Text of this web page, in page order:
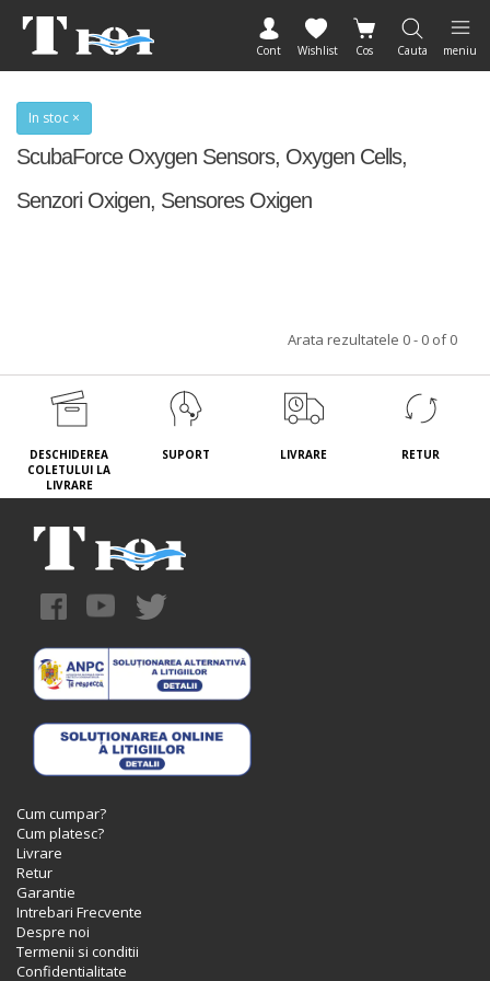
Cont Wishlist Cos Cauta meniu
In stoc ×
ScubaForce Oxygen Sensors, Oxygen Cells,
Senzori Oxigen, Sensores Oxigen
Arata rezultatele 0 - 0 of 0
DESCHIDEREA
COLETULUI LA
LIVRARE
SUPORT LIVRARE RETUR
Cum cumpar?
Cum platesc?
Livrare
Retur
Garantie
Intrebari Frecvente
Despre noi
Termenii si conditii
Confidentialitate